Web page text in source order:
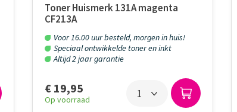
Toner Huismerk 131A magenta
CF213A
Voor 16.00 uur besteld, morgen in huis!
Speciaal ontwikkelde toner en inkt
Altijd 2 jaar garantie
€ 19,95
Op voorraad